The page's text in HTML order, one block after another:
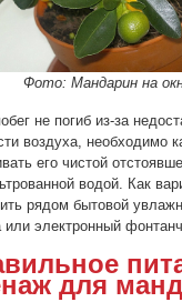
Фото: Мандарин на
не погиб из-за
воздуха, необходимо
его чистой
водой. Как
рядом бытовой
или электронный
для